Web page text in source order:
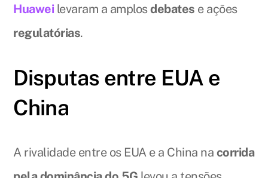
Huawei levaram a amplosdebates e ações
regulatórias.
Disputas entre EUA e
China
A rivalidade entre os EUA e a China na corrida